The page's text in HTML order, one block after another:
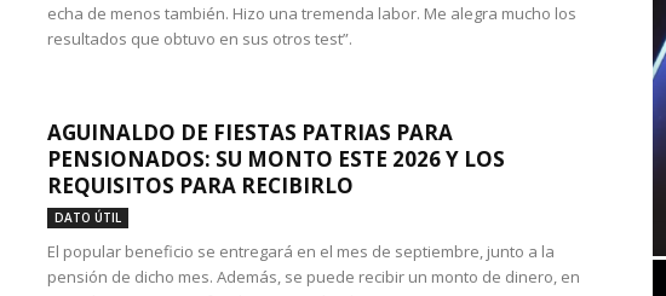
echa de menos también. Hizo una tremenda labor. Me alegra mucho los
resultados que obtuvo en sus otros test”.
AGUINALDO DE FIESTAS PATRIAS PARA
PENSIONADOS: SU MONTO ESTE 2026 Y LOS
REQUISITOS PARA RECIBIRLO
DATO ÚTIL
El popular beneficio se entregará en el mes de septiembre, junto a la
pensión de dicho mes. Además, se puede recibir un monto de dinero, en